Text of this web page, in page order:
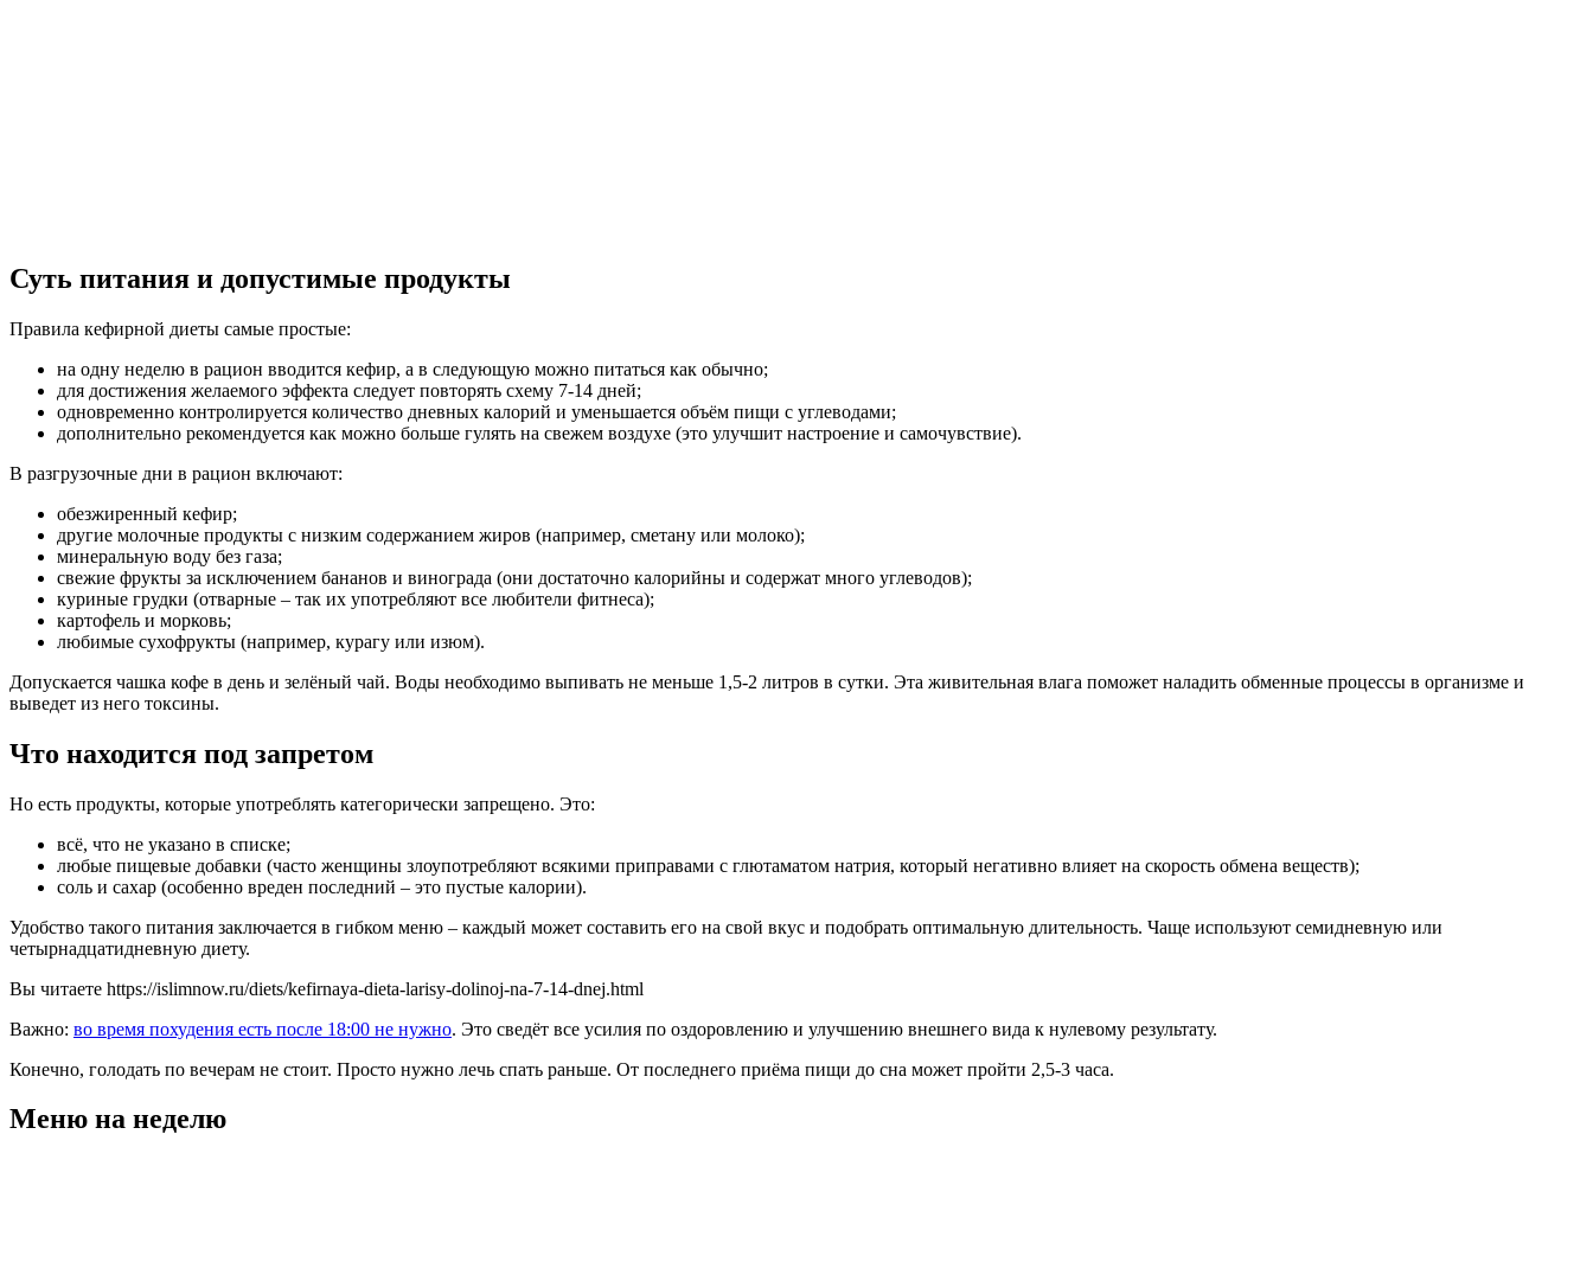
Суть питания и допустимые продукты
Правила кефирной диеты самые простые:
на одну неделю в рацион вводится кефир, а в следующую можно питаться как обычно;
для достижения желаемого эффекта следует повторять схему 7-14 дней;
одновременно контролируется количество дневных калорий и уменьшается объём пищи с углеводами;
дополнительно рекомендуется как можно больше гулять на свежем воздухе (это улучшит настроение и самочувствие).
В разгрузочные дни в рацион включают:
обезжиренный кефир;
другие молочные продукты с низким содержанием жиров (например, сметану или молоко);
минеральную воду без газа;
свежие фрукты за исключением бананов и винограда (они достаточно калорийны и содержат много углеводов);
куриные грудки (отварные – так их употребляют все любители фитнеса);
картофель и морковь;
любимые сухофрукты (например, курагу или изюм).
Допускается чашка кофе в день и зелёный чай. Воды необходимо выпивать не меньше 1,5-2 литров в сутки. Эта живительная влага поможет наладить обменные процессы в организме и
выведет из него токсины.
Что находится под запретом
Но есть продукты, которые употреблять категорически запрещено. Это:
всё, что не указано в списке;
любые пищевые добавки (часто женщины злоупотребляют всякими приправами с глютаматом натрия, который негативно влияет на скорость обмена веществ);
соль и сахар (особенно вреден последний – это пустые калории).
Удобство такого питания заключается в гибком меню – каждый может составить его на свой вкус и подобрать оптимальную длительность. Чаще используют семидневную или
четырнадцатидневную диету.
Вы читаете https://islimnow.ru/diets/kefirnaya-dieta-larisy-dolinoj-na-7-14-dnej.html
Важно: во время похудения есть после 18:00 не нужно. Это сведёт все усилия по оздоровлению и улучшению внешнего вида к нулевому результату.
Конечно, голодать по вечерам не стоит. Просто нужно лечь спать раньше. От последнего приёма пищи до сна может пройти 2,5-3 часа.
Меню на неделю